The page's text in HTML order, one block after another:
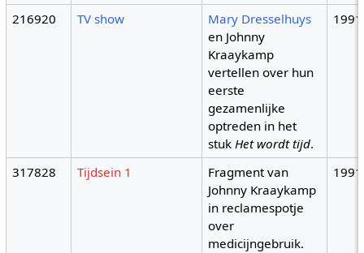
216920 TV show
Mary Dresselhuys
en Johnny
Kraaykamp
vertellen over hun
eerste
gezamenlijke
optreden in het
stukHet wordt tijd.
1991
317828 Tijdsein 1
Fragment van
Johnny Kraaykamp
in reclamespotje
over
medicijngebruik.
1991